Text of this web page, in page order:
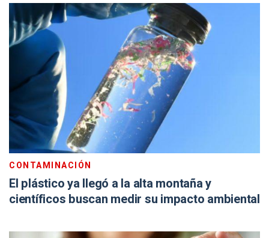
CONTAMINACIÓN
El plástico ya llegó a la alta montaña y
científicos buscan medir su impacto ambiental